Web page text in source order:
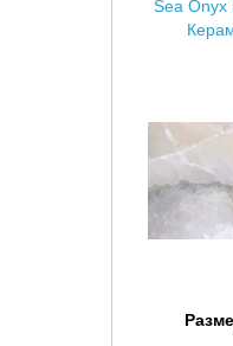
Sea Onyx